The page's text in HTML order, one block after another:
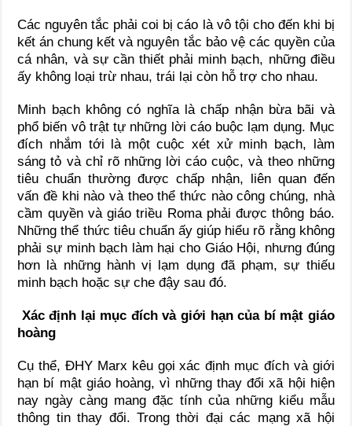
Các nguyên tắc phải coi bị cáo là vô tội cho đến khi bị
kết án chung kết và nguyên tắc bảo vệ các quyền của
cá nhân, và sự cần thiết phải minh bạch, những điều
ấy không loại trừ nhau, trái lại còn hỗ trợ cho nhau.
Minh bạch không có nghĩa là chấp nhận bừa bãi và
phổ biến vô trật tự những lời cáo buộc lạm dụng. Mục
đích nhắm tới là một cuộc xét xử minh bạch, làm
sáng tỏ và chỉ rõ những lời cáo cuộc, và theo những
tiêu chuẩn thường được chấp nhận, liên quan đến
vấn đề khi nào và theo thể thức nào công chúng, nhà
cầm quyền và giáo triều Roma phải được thông báo.
Những thể thức tiêu chuẩn ấy giúp hiểu rõ rằng không
phải sự minh bạch làm hại cho Giáo Hội, nhưng đúng
hơn là những hành vị lạm dụng đã phạm, sự thiếu
minh bạch hoặc sự che đậy sau đó.
Xác định lại mục đích và giới hạn của bí mật giáo
hoàng
Cụ thể, ĐHY Marx kêu gọi xác định mục đích và giới
hạn bí mật giáo hoàng, vì những thay đổi xã hội hiện
nay ngày càng mang đặc tính của những kiểu mẫu
thông tin thay đổi. Trong thời đại các mạng xã hội